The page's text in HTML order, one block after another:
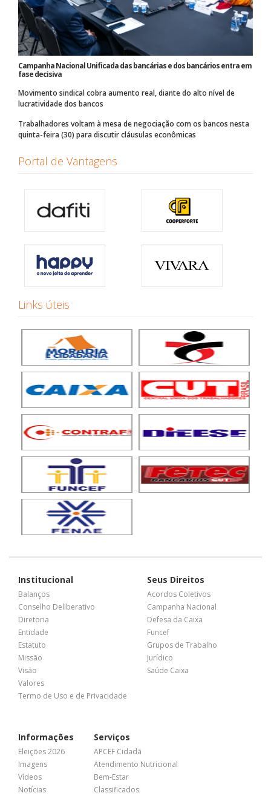
Campanha Nacional Unificada das bancárias e dos bancários entra em
fase decisiva
Movimento sindical cobra aumento real, diante do alto nível de
lucratividade dos bancos
Trabalhadores voltam à mesa de negociação com os bancos nesta
quinta-feira (30) para discutir cláusulas econômicas
Portal de Vantagens
Links úteis
Institucional
Balanços
Conselho Deliberativo
Diretoria
Entidade
Estatuto
Missão
Visão
Valores
Termo de Uso e de Privacidade
Seus Direitos
Acordos Coletivos
Campanha Nacional
Defesa da Caixa
Funcef
Grupos de Trabalho
Jurídico
Saúde Caixa
Informações
Eleições 2026
Imagens
Vídeos
Notícias
Serviços
APCEF Cidadã
Atendimento Nutricional
Bem-Estar
Classificados